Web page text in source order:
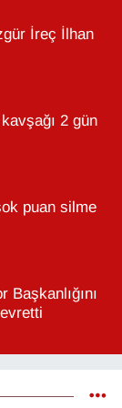
İreç İlhan
2 gün
puan silme
Başkanlığını